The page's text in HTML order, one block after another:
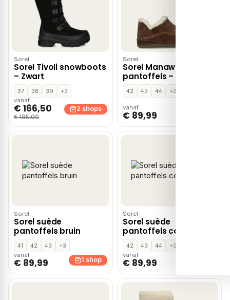
Sorel
Sorel Tivoli snowboots
– Zwart
37 38 39
+3
vanaf
€ 166,50
€ 185,00
2 shops
Sorel
Sorel Manawan II
pantoffels – Bruin
42 43 44 +3
vanaf
€ 89,99
Sorel
Sorel suède
pantoffels bruin
41 42 43
+3
vanaf
€ 89,99 1 shop
Sorel
Sorel suède
pantoffels cognac
42 43 44
+3
vanaf
€ 89,99